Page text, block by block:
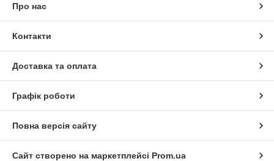
Про нас
Контакти
Доставка та оплата
Графік роботи
Повна версія сайту
Сайт створено на маркетплейсі Prom.ua